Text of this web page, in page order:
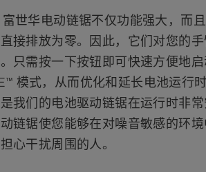
世华电动链锯不仅功能强大，而
接排放为零。因此，它们对您的手
只需按一下按钮即可快速方便地启
模式，从而优化和延长电池运行时
我们的电池驱动链锯在运行时非常
链锯使您能够在对噪音敏感的环境
心干扰周围的人。